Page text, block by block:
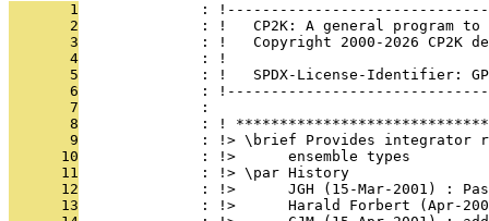
       1
:
       2
: !   CP2K: A general program
       3
: !   Copyright 2000-2026 CP2K
       4
: !
       5
: !   SPDX-License-Identifier:
       6
:
       7
              :
       8
: !
       9
: !> \brief Provides integrator
      10
              : !>      ensemble types
      11
              : !> \par History
      12
: !>      JGH (15-Mar-2001) :
      13
: !>      Harald Forbert (Apr-